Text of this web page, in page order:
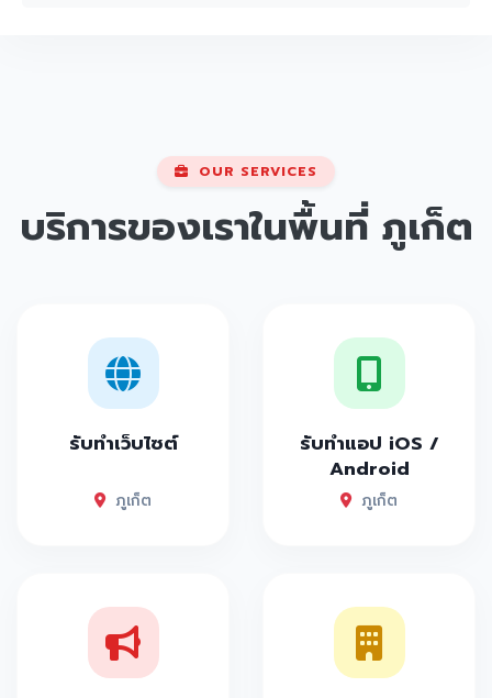
OUR SERVICES
บริการของเราในพื้นที่ ภูเก็ต
รับทำเว็บไซต์
ภูเก็ต
รับทำแอป iOS /
Android
ภูเก็ต